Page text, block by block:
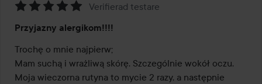
5
z
5
Verifierad testare
Przyjazny alergikom!!!!
Trochę o mnie najpierw;
Mam suchą i wrażliwą skórę. Szczególnie wokół oczu.
Moja wieczorna rutyna to mycie 2 razy, a następnie